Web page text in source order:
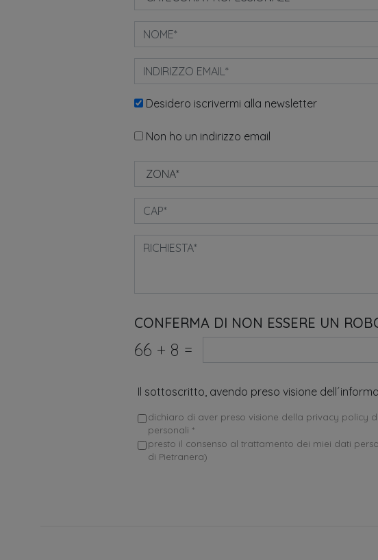
Desidero iscrivermi alla newsletter
Non ho un indirizzo email
CONFERMA DI NON ESSERE UN
66 + 8 =
Il sottoscritto, avendo preso visione
dichiaro di aver preso visione della privacy policy
personali *
presto il consenso al trattamento dei miei dati
di Pietranera)